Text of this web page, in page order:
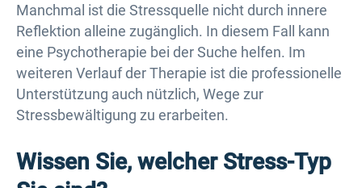
Manchmal ist die Stressquelle nicht durch innere
Reflektion alleine zugänglich. In diesem Fall kann
eine Psychotherapie bei der Suche helfen. Im
weiteren Verlauf der Therapie ist die professionelle
Unterstützung auch nützlich, Wege zur
Stressbewältigung zu erarbeiten.
Wissen Sie, welcher Stress-Typ